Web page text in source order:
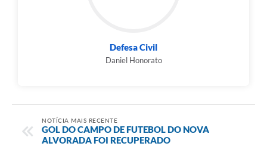
Defesa Civil
Daniel Honorato
NOTÍCIA MAIS RECENTE
GOL DO CAMPO DE FUTEBOL DO NOVA
ALVORADA FOI RECUPERADO